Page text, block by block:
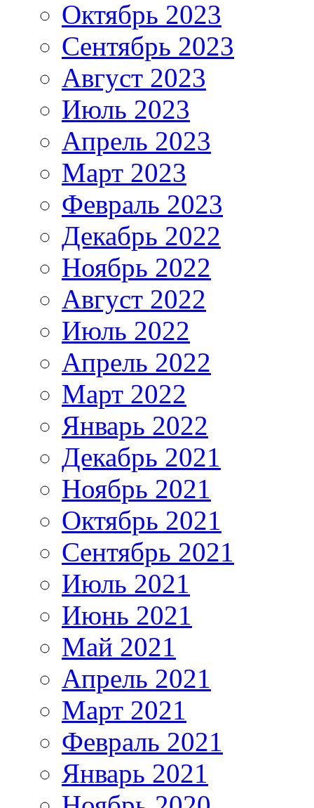
Октябрь 2023
Сентябрь 2023
Август 2023
Июль 2023
Апрель 2023
Март 2023
Февраль 2023
Декабрь 2022
Ноябрь 2022
Август 2022
Июль 2022
Апрель 2022
Март 2022
Январь 2022
Декабрь 2021
Ноябрь 2021
Октябрь 2021
Сентябрь 2021
Июль 2021
Июнь 2021
Май 2021
Апрель 2021
Март 2021
Февраль 2021
Январь 2021